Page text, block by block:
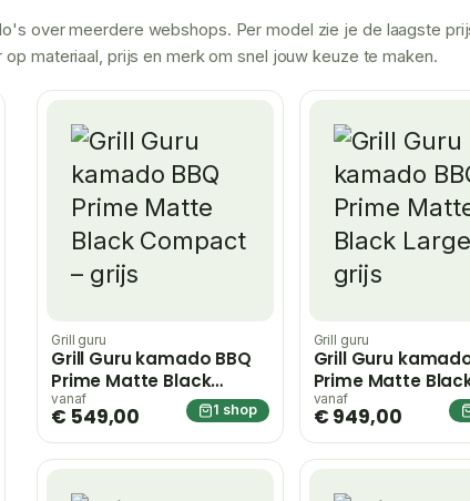
over meerdere webshops. Per model zie je de laagste
materiaal, prijs en merk om snel jouw keuze te maken.
Grill guru
Grill Guru kamado BBQ
Prime Matte Black
Compact – grijs
vanaf
€ 549,00 1 shop
Grill guru
Grill Guru
Prime Matte
– grijs
vanaf
€ 949,00